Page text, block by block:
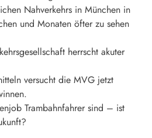
Nahverkehrs in München in
und Monaten öfter zu sehen
herrscht akuter
versucht die MVG jetzt
Trambahnfahrer sind – ist